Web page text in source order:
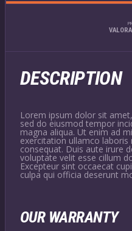
DESCRIPTION
Lorem ipsum dolor sit
sed do eiusmod tempor
magna aliqua. Ut enim ad
exercitation ullamco
consequat. Duis aute irure
voluptate velit esse cillum
Excepteur sint occaecat
culpa qui officia deserunt
OUR WARRANTY